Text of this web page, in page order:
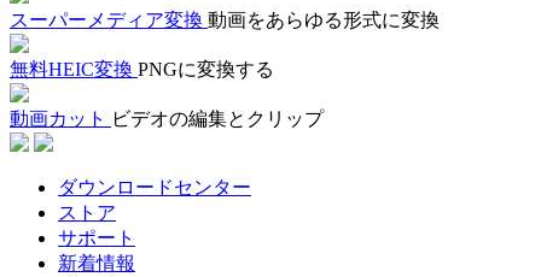
スーパーメディア変換 動画をあらゆる形式に変換
無料HEIC変換 PNGに変換する
動画カット ビデオの編集とクリップ
ダウンロードセンター
ストア
サポート
新着情報